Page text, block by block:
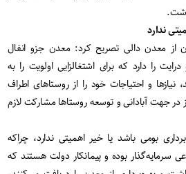
ندارد
معدن دالی تصریح کرد: معدن جزو انفال
را دارد که برای اشتغالزایی اولویت را به
و احتیاجات خود را از روستاهای اطراف
جهت آبادانی و توسعه روستاها مشارکت لازم
بومی باشد یا خیر اهمیتی ندارد، چراکه
سرمایه‌گذار بوده و پیمانکار دولت هستند که